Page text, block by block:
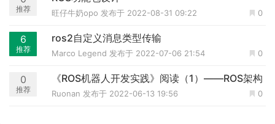
推荐 0
旺仔牛奶opo 发布于 2022-08-31 09:22
6
推荐
ros2自定义消息类型传输
0
Marco Legend 发布于 2022-07-06 21:54
0
推荐
《ROS机器人开发实践》阅读（1）——ROS架构
0
Ruonan 发布于 2022-06-13 19:56